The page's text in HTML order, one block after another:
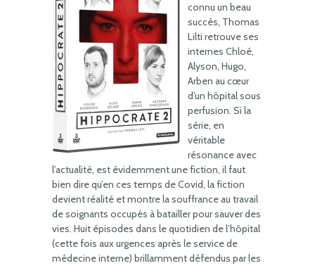
connu un beau
succès, Thomas
Lilti retrouve ses
internes Chloé,
Alyson, Hugo,
Arben au cœur
d’un hôpital sous
perfusion. Si la
série, en
véritable
résonance avec
l’actualité, est évidemment une fiction, il faut
bien dire qu’en ces temps de Covid, la fiction
devient réalité et montre la souffrance au travail
de soignants occupés à batailler pour sauver des
vies. Huit épisodes dans le quotidien de l’hôpital
(cette fois aux urgences après le service de
médecine interne) brillamment défendus par les